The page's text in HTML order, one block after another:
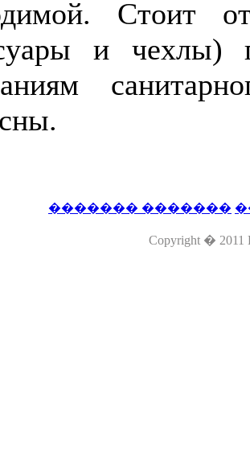
Стоит
и чехлы)
������� �������
Copyright � 2011